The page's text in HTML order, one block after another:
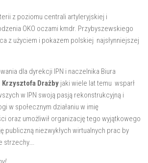
z poziomu centrali artyleryjskiej i
OKO oczami kmdr. Przybyszewskiego
z użyciem i pokazem polskiej najsłynniejszej
dla dyrekcji IPN i naczelnika Biura
Krzysztofa Drażby jaki wiele lat temu wsparł
w IPN swoją pasją rekonstrukcyjną i
w społecznym działaniu w imię
oraz umożliwił organizację tego wyjątkowego
publiczną niezwykłych wirtualnych prac by
strzechy….